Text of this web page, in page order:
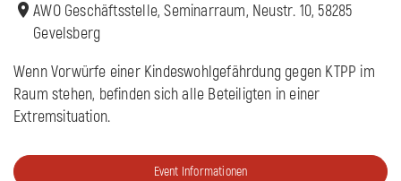
AWO Geschäftsstelle, Seminarraum, Neustr. 10, 58285
Gevelsberg
Wenn Vorwürfe einer Kindeswohlgefährdung gegen KTPP im
Raum stehen, befinden sich alle Beteiligten in einer
Extremsituation.
Event Informationen